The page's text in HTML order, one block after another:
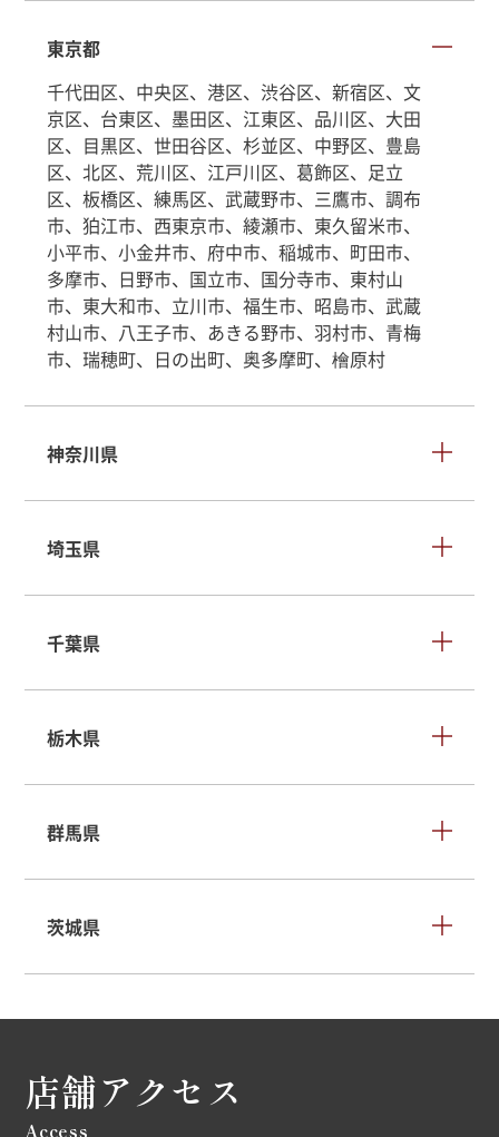
東京都
千代田区、中央区、港区、渋谷区、新宿区、文
京区、台東区、墨田区、江東区、品川区、大田
区、目黒区、世田谷区、杉並区、中野区、豊島
区、北区、荒川区、江戸川区、葛飾区、足立
区、板橋区、練馬区、武蔵野市、三鷹市、調布
市、狛江市、西東京市、綾瀬市、東久留米市、
小平市、小金井市、府中市、稲城市、町田市、
多摩市、日野市、国立市、国分寺市、東村山
市、東大和市、立川市、福生市、昭島市、武蔵
村山市、八王子市、あきる野市、羽村市、青梅
市、瑞穂町、日の出町、奥多摩町、檜原村
神奈川県
埼玉県
千葉県
栃木県
群馬県
茨城県
店舗アクセス
Access